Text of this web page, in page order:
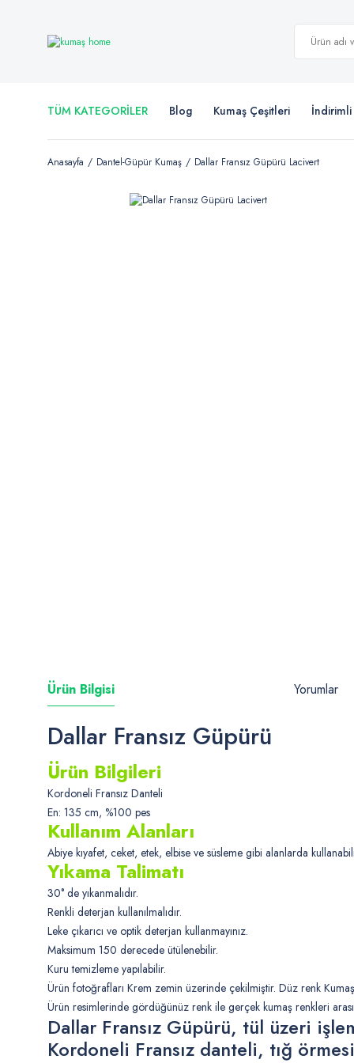
TÜM KATEGORİLER Blog Kumaş Çeşitleri
Anasayfa Dantel-Güpür Kumaş Dallar Fransız Güpürü Lacivert
Ürün Bilgisi Yorumlar
Dallar Fransız Güpürü
Ürün Bilgileri
Kordoneli Fransız Danteli
En: 135 cm, %100 pes
Kullanım Alanları
Abiye kıyafet, ceket, etek, elbise ve süsleme gibi alanlarda
Yıkama Talimatı
30° de yıkanmalıdır.
Renkli deterjan kullanılmalıdır.
Leke çıkarıcı ve optik deterjan kullanmayınız.
Maksimum 150 derecede ütülenebilir.
Kuru temizleme yapılabilir.
Ürün fotoğrafları Krem zemin üzerinde çekilmiştir. Düz renk
Ürün resimlerinde gördüğünüz renk ile gerçek kumaş renkleri
Dallar Fransız Güpürü, tül üzeri
Kordoneli Fransız danteli, tığ